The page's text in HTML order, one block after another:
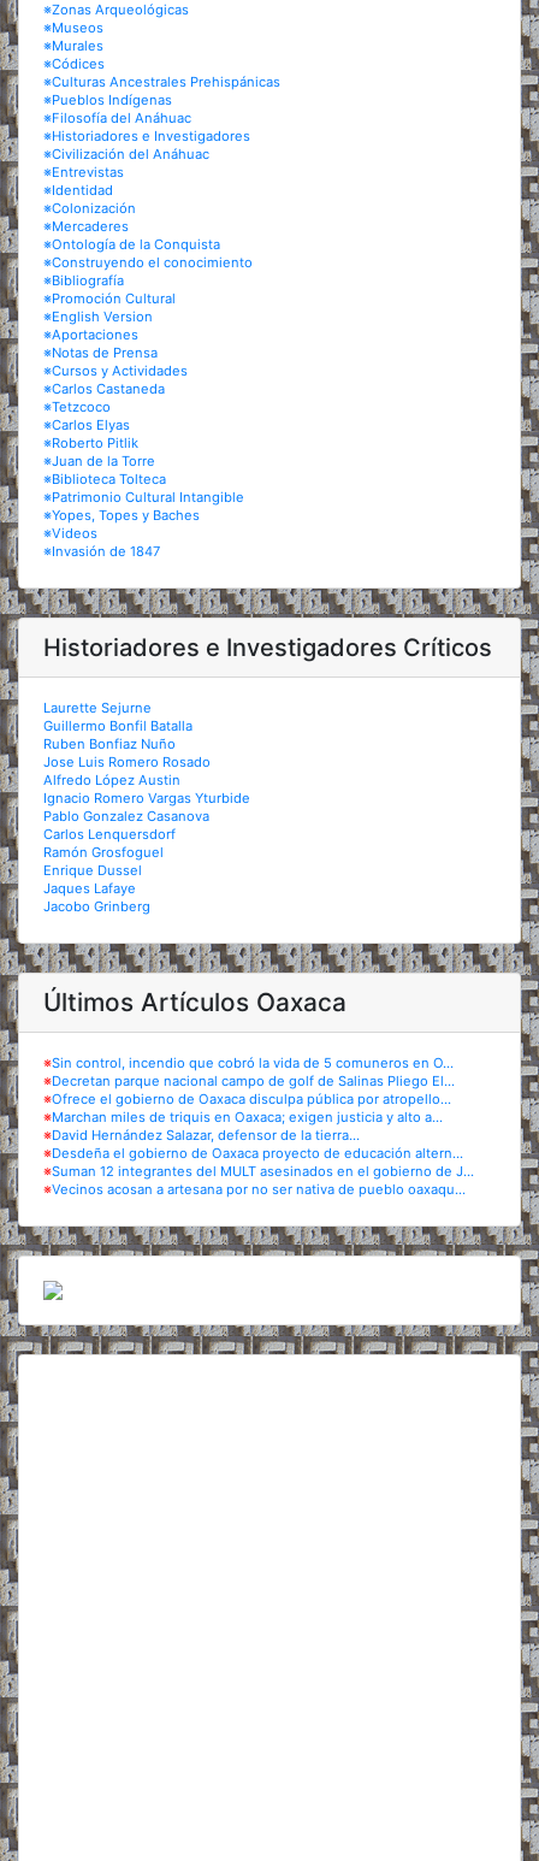
※Zonas Arqueológicas
※Museos
※Murales
※Códices
※Culturas Ancestrales Prehispánicas
※Pueblos Indígenas
※Filosofía del Anáhuac
※Historiadores e Investigadores
※Civilización del Anáhuac
※Entrevistas
※Identidad
※Colonización
※Mercaderes
※Ontología de la Conquista
※Construyendo el conocimiento
※Bibliografía
※Promoción Cultural
※English Version
※Aportaciones
※Notas de Prensa
※Cursos y Actividades
※Carlos Castaneda
※Tetzcoco
※Carlos Elyas
※Roberto Pitlik
※Juan de la Torre
※Biblioteca Tolteca
※Patrimonio Cultural Intangible
※Yopes, Topes y Baches
※Videos
※Invasión de 1847
Historiadores e Investigadores Críticos
Laurette Sejurne
Guillermo Bonfil Batalla
Ruben Bonfiaz Nuño
Jose Luis Romero Rosado
Alfredo López Austin
Ignacio Romero Vargas Yturbide
Pablo Gonzalez Casanova
Carlos Lenquersdorf
Ramón Grosfoguel
Enrique Dussel
Jaques Lafaye
Jacobo Grinberg
Últimos Artículos Oaxaca
※Sin control, incendio que cobró la vida de 5 comuneros en O...
※Decretan parque nacional campo de golf de Salinas Pliego El...
※Ofrece el gobierno de Oaxaca disculpa pública por atropello...
※Marchan miles de triquis en Oaxaca; exigen justicia y alto a...
※David Hernández Salazar, defensor de la tierra...
※Desdeña el gobierno de Oaxaca proyecto de educación altern...
※Suman 12 integrantes del MULT asesinados en el gobierno de J...
※Vecinos acosan a artesana por no ser nativa de pueblo oaxaqu...